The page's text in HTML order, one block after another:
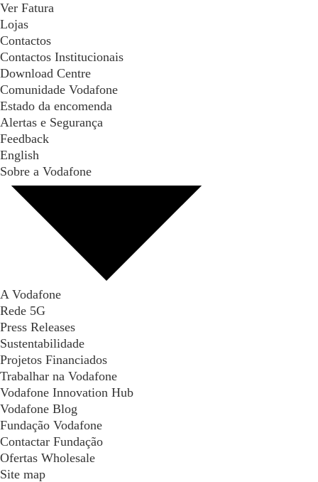
Ver Fatura
Lojas
Contactos
Contactos Institucionais
Download Centre
Comunidade Vodafone
Estado da encomenda
Alertas e Segurança
Feedback
English
Sobre a Vodafone
A Vodafone
Rede 5G
Press Releases
Sustentabilidade
Projetos Financiados
Trabalhar na Vodafone
Vodafone Innovation Hub
Vodafone Blog
Fundação Vodafone
Contactar Fundação
Ofertas Wholesale
Site map